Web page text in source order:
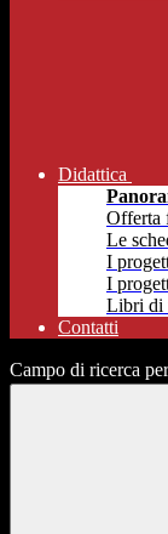
Didattica
Offerta
Le
I
I
Libri di
Contatti
Campo di ricerca